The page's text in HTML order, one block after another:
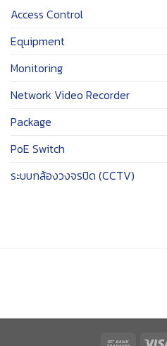
Access Control
Equipment
Monitoring
Network Video Recorder
Package
PoE Switch
ระบบกล้องวงจรปิด (CCTV)